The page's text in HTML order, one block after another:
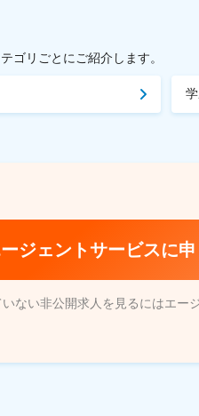
ゴリごとにご紹介します。
ジェントサービスに申
ない非公開求人を見るにはエー